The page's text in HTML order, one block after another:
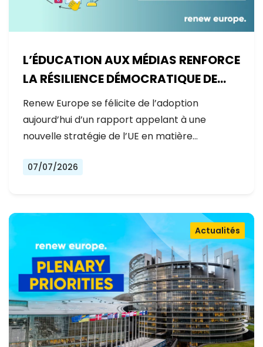
L’ÉDUCATION AUX MÉDIAS RENFORCE
LA RÉSILIENCE DÉMOCRATIQUE DE
L’EUROPE
Renew Europe se félicite de l’adoption
aujourd’hui d’un rapport appelant à une
nouvelle stratégie de l’UE en matière…
07/07/2026
Actualités